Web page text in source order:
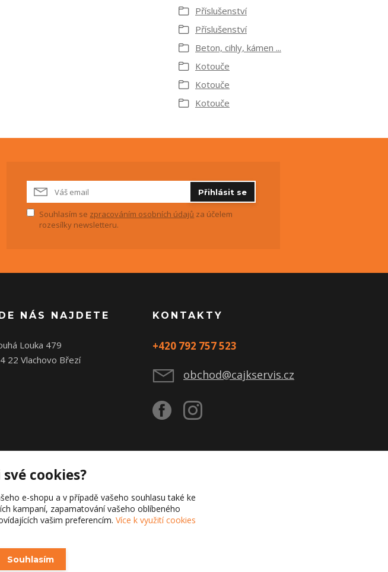
Příslušenství
Příslušenství
Beton, cihly, kámen ...
Kotouče
Kotouče
Kotouče
Přihlásit se
Souhlasím se zpracováním osobních údajů za účelem
rozesílky newsletteru.
NÁS NAJDETE
Louka 479
22 Vlachovo Březí
KONTAKTY
+420 792 757 523
obchod@cajkservis.cz
cookies?
e-shopu a v případě vašeho souhlasu také ke
kampaní, zapamatování vašeho oblíbeného
vašim preferencím. Více k využití cookies
Souhlasím